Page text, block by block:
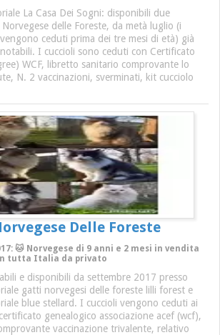
La Casa Dei Sogni: disponibili due
delle Foreste, da metà luglio (i
ceduti prima dei tre mesi di età) già
I cuccioli sono ceduti con Certificato
WCF, libretto sanitario comprovante lo
N. 2 vaccinazioni, sverminati, kit cucciolo
Delle Foreste
🐱 Norvegese di 9 anni e 2 mesi in vendita
in tutta Italia da privato
e disponibili da settembre 2017 presso
gatti norvegesi delle foreste lilli forest e
blue stellard. I cuccioli vengono ceduti ai
genealogico associazione acef (wcf),
vaccinazione trivalente, relativo